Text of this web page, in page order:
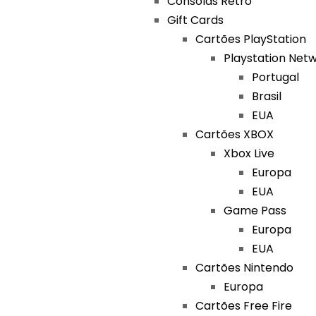
Gift Cards
Cartões PlayStation
Playstation
Portugal
Brasil
EUA
Cartões XBOX
Xbox Live
Europa
EUA
Game Pass
Europa
EUA
Cartões Nintendo
Europa
Cartões Free Fire